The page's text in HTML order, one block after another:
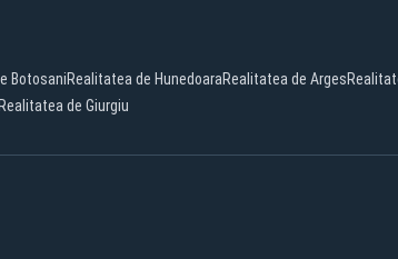
BotosaniRealitatea de HunedoaraRealitatea de Arges
Realitatea de Giurgiu